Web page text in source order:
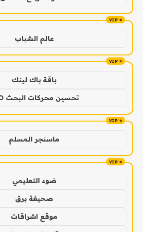
عالم الشباب
باقة باك لينك
تحسين محركات البحث SEO
ماسنجر المسلم
ضوء التعليمي
صحيفة برق
موقع اشراقات